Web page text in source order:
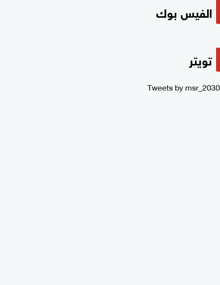
الفيس بوك
تويتر
Tweets by msr_2030